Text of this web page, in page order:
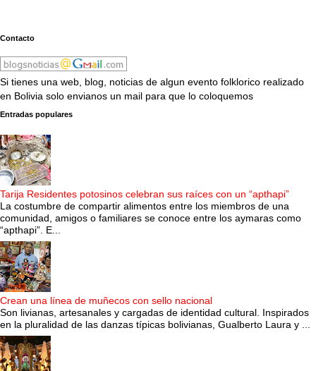
Contacto
Si tienes una web, blog, noticias de algun evento folklorico realizado
en Bolivia solo envianos un mail para que lo coloquemos
Entradas populares
Tarija Residentes potosinos celebran sus raíces con un “apthapi”
La costumbre de compartir alimentos entre los miembros de una
comunidad, amigos o familiares se conoce entre los aymaras como
“apthapi”. E...
Crean una línea de muñecos con sello nacional
Son livianas, artesanales y cargadas de identidad cultural. Inspirados
en la pluralidad de las danzas típicas bolivianas, Gualberto Laura y ...